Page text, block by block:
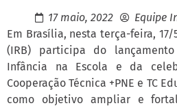
17 maio, 2022
Equipe
Em Brasília, nesta terça-feira,
(IRB) participa do
Infância na Escola e da
Cooperação Técnica +PNE e TC
como objetivo ampliar e